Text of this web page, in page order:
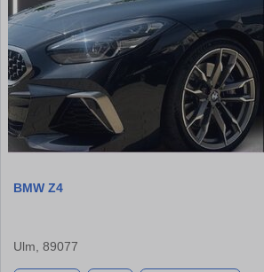
BMW Z4
Ulm, 89077